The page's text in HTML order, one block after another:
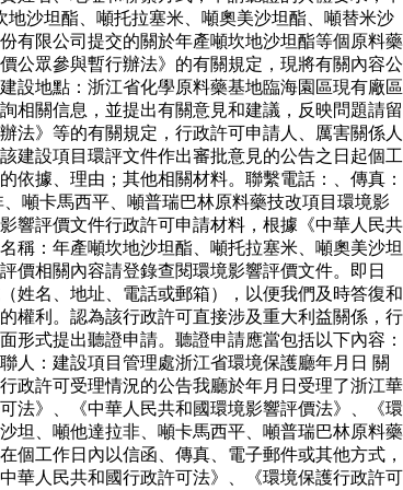
地沙坦酯、噸托拉塞米、噸奧美沙坦酯、噸替米沙
有限公司提交的關於年產噸坎地沙坦酯等個原料藥
公眾參與暫行辦法》的有關規定，現將有關內容公
設地點：浙江省化學原料藥基地臨海園區現有廠區
相關信息，並提出有關意見和建議，反映問題請留
法》等的有關規定，行政許可申請人、厲害關係人
建設項目環評文件作出審批意見的公告之日起個工
據、理由；其他相關材料。聯繫電話：、傳真：
噸卡馬西平、噸普瑞巴林原料藥技改項目環境影
響評價文件行政許可申請材料，根據《中華人民共
稱：年產噸坎地沙坦酯、噸托拉塞米、噸奧美沙坦
價相關內容請登錄查閱環境影響評價文件。即日
姓名、地址、電話或郵箱），以便我們及時答復和
權利。認為該行政許可直接涉及重大利益關係，行
式提出聽證申請。聽證申請應當包括以下內容：
人：建設項目管理處浙江省環境保護廳年月日 關
政許可受理情況的公告我廳於年月日受理了浙江華
法》、《中華人民共和國環境影響評價法》、《環
坦、噸他達拉非、噸卡馬西平、噸普瑞巴林原料藥
工作日內以信函、傳真、電子郵件或其他方式，
華人民共和國行政許可法》、《環境保護行政許可